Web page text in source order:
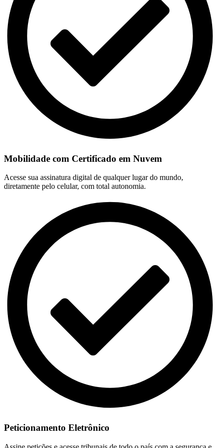
Mobilidade com Certificado em Nuvem
Acesse sua assinatura digital de qualquer lugar do mundo,
diretamente pelo celular, com total autonomia.
Peticionamento Eletrônico